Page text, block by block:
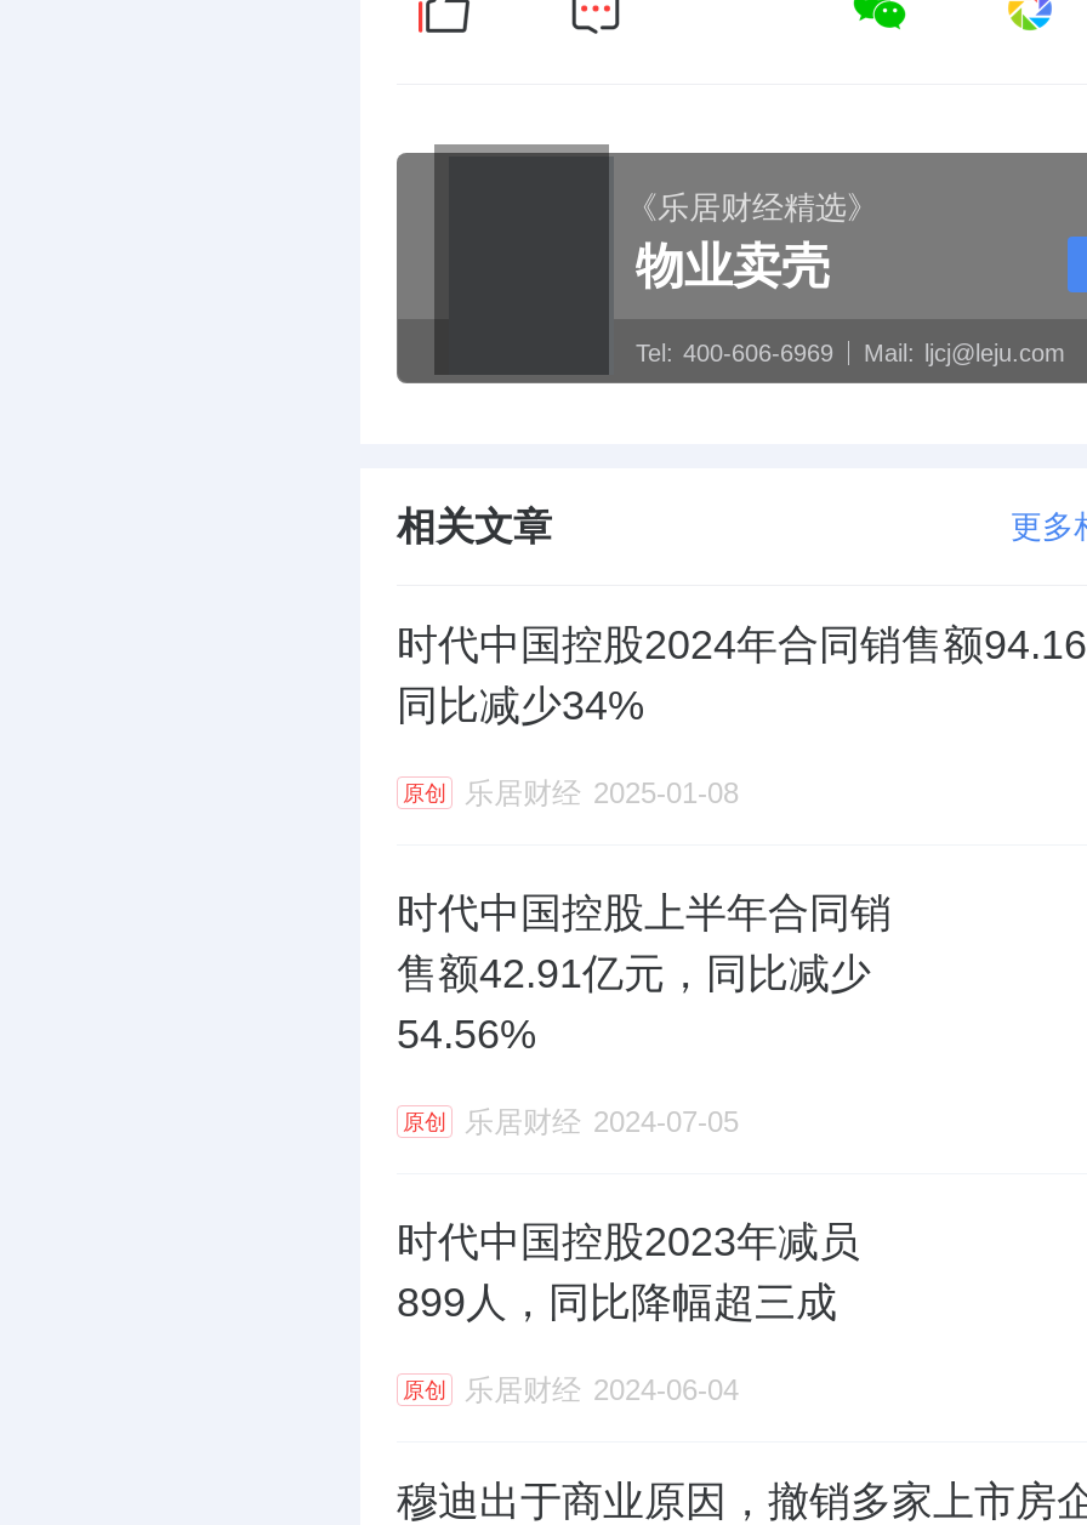
《乐居财经精选》
物业卖壳
Tel: 400-606-6969 Mail: ljcj@leju.com
相关文章 更多
时代中国控股2024年合同销售额
同比减少34%
原创 乐居财经 2025-01-08
时代中国控股上半年合同销
售额42.91亿元，同比减少
54.56%
原创 乐居财经 2024-07-05
时代中国控股2023年减员
899人，同比降幅超三成
原创 乐居财经 2024-06-04
穆迪出于商业原因，撤销多家上市房